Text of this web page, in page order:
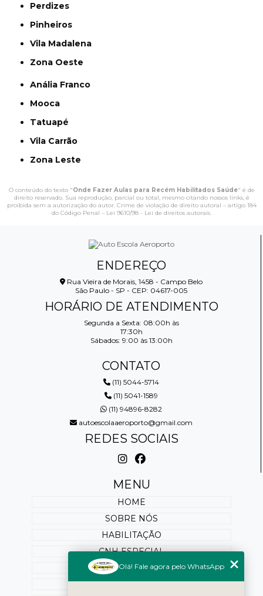
Perdizes
Pinheiros
Vila Madalena
Zona Oeste
Anália Franco
Mooca
Tatuapé
Vila Carrão
Zona Leste
O conteúdo do texto "Onde Fazer Aulas para Recém Habilitados Saúde" é de
direito reservado. Sua reprodução, parcial ou total, mesmo citando nossos links, é
proibida sem a autorização do autor. Crime de violação de direito autoral – artigo 184
do Código Penal – Lei 9610/98 - Lei de direitos autorais.
ENDEREÇO
Rua Vieira de Morais, 1458 - Campo Belo
São Paulo - SP - CEP: 04617-005
HORÁRIO DE ATENDIMENTO
Segunda a Sexta: 08:00h às
17:30h
Sábados: 9:00 às 13:00h
CONTATO
(11) 5044-5714
(11) 5041-1589
(11) 94896-8282
autoescolaaeroporto@gmail.com
REDES SOCIAIS
MENU
HOME
SOBRE NÓS
HABILITAÇÃO
CNH ESPECIAL
REABILITAÇÃO
PONTUAÇÃO
Olá! Fale agora pelo WhatsApp